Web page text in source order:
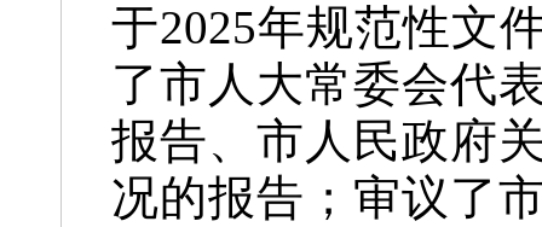
于2025年规范性文
了市人大常委会代
报告、市人民政府
况的报告；审议了